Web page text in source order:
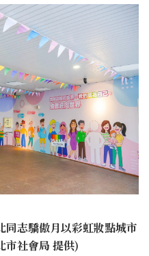
志驕傲月以彩虹妝點城市
市社會局 提供)